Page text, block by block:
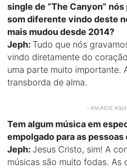
single de “The Canyon”
som diferente vindo deste
mais mudou desde 2014?
Jeph: Tudo que nós
vindo diretamente do
uma parte muito importante.
transborda de alma.
- ANUNCIE
Tem algum música em
empolgado para as pessoas
Jeph: Jesus Cristo, sim! A
músicas são muito fodas. As